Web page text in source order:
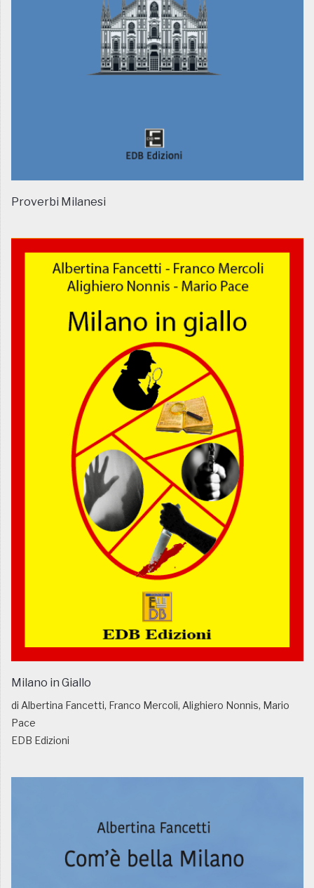
Proverbi Milanesi
Milano in Giallo
di Albertina Fancetti, Franco Mercoli, Alighiero Nonnis, Mario
Pace
EDB Edizioni